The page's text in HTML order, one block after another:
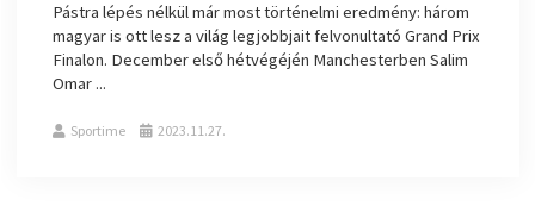
Pástra lépés nélkül már most történelmi eredmény: három
magyar is ott lesz a világ legjobbjait felvonultató Grand Prix
Finalon. December első hétvégéjén Manchesterben Salim
Omar ...
Sportime 2023.11.27.